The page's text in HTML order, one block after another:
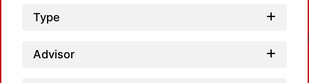
Type
Advisor